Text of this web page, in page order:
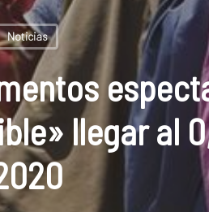
Noticias
llegar al